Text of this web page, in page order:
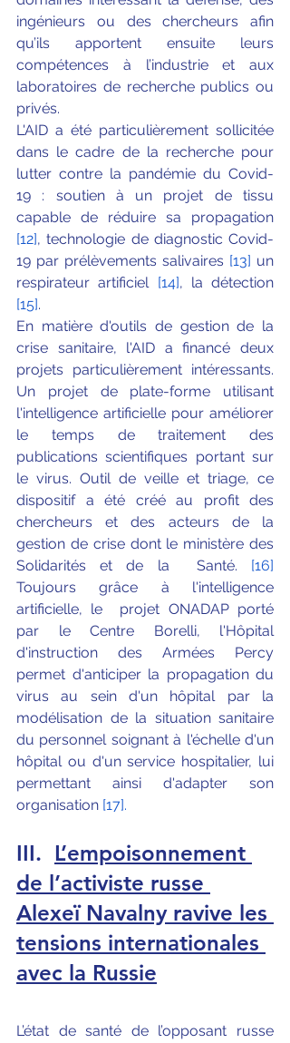
ingénieurs ou des chercheurs afin
qu’ils apportent ensuite leurs
compétences à l’industrie et aux
laboratoires de recherche publics ou
privés.
L'AID a été particulièrement sollicitée
dans le cadre de la recherche pour
lutter contre la pandémie du Covid-
19 : soutien à un projet de tissu
[12], technologie de diagnostic Covid-
19 par prélèvements salivaires [13] un
respirateur artificiel [14]
[15].
En matière d'outils de gestion de la
crise sanitaire, l'AID a financé deux
projets particulièrement intéressants.
Un projet de plate-forme utilisant
l'intelligence artificielle pour améliorer
le temps de traitement des
publications scientifiques portant sur
le virus. Outil de veille et triage, ce
dispositif a été créé au profit des
chercheurs et des acteurs de la
gestion de crise dont le ministère des
Solidarités et de la  Santé. [16]
Toujours grâce à l'intelligence
artificielle, le  projet ONADAP porté
par le Centre Borelli, l'Hôpital
d'instruction des Armées Percy
permet d'anticiper la propagation du
virus au sein d'un hôpital par la
modélisation de la situation sanitaire
du personnel soignant à l'échelle d'un
hôpital ou d'un service hospitalier, lui
permettant ainsi d'adapter son
organisation [17].
III. L’empoisonnement
de l’activiste russe
Alexeï Navalny ravive les
tensions internationales
avec la Russie
L’état de santé de l’opposant russe